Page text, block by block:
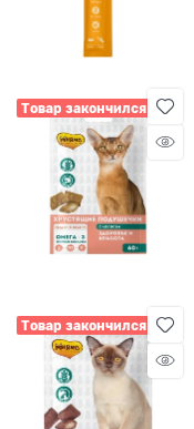
Товар закончился
Товар закончился